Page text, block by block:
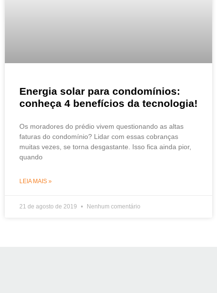
Energia solar para condomínios:
conheça 4 benefícios da tecnologia!
Os moradores do prédio vivem questionando as altas
faturas do condomínio? Lidar com essas cobranças
muitas vezes, se torna desgastante. Isso fica ainda pior,
quando
LEIA MAIS »
21 de agosto de 2019 Nenhum comentário